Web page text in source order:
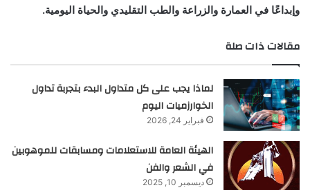
وإبداعًا في العمارة والزراعة والطب التقليدي والحياة اليومية.
مقالات ذات صلة
لماذا يجب على كل متداول البدء بتجربة تداول
الخوارزميات اليوم
فبراير 24, 2026
الهيئة العامة للاستعلامات ومسابقات للموهوبين
في الشعر والفن
ديسمبر 10, 2025